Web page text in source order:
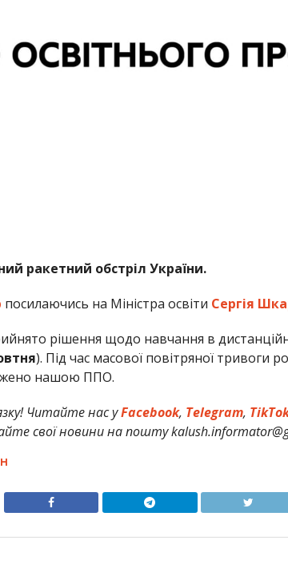
ракетний обстріл України.
посилаючись на Міністра освіти Сергія
рішення щодо навчання в
). Під час масової повітряної тривоги
нашою ППО.
Читайте нас уFacebook, Telegram,
свої новини на пошту